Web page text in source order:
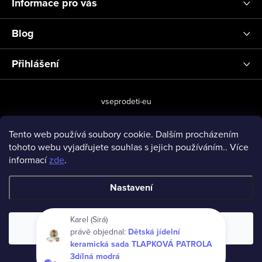
Tento web používá soubory cookie. Dalším procházením
tohoto webu vyjadřujete souhlas s jejich používáním.. Více
informacízde.
Nastavení
Souhlasím
Blog
Přihlášení
vseprodeti-eu
Copyright 2026www.vseprodeti.eu. Všechna práva vyhrazena.
Karel (Sirá)
právě objednal: Dětská jídelní
keramická sada TLAPKOVÁ PATROLA
3dílná modrá